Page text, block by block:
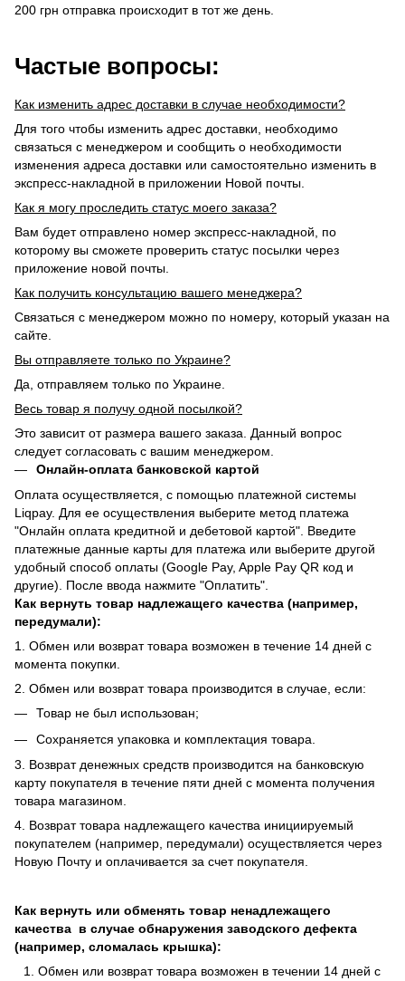
200 грн отправка происходит в тот же день.
Частые вопросы:
Как изменить адрес доставки в случае необходимости?
Для того чтобы изменить адрес доставки, необходимо
связаться с менеджером и сообщить о необходимости
изменения адреса доставки или самостоятельно изменить в
экспресс-накладной в приложении Новой почты.
Как я могу проследить статус моего заказа?
Вам будет отправлено номер экспресс-накладной, по
которому вы сможете проверить статус посылки через
приложение новой почты.
Как получить консультацию вашего менеджера?
Связаться с менеджером можно по номеру, который указан на
сайте.
Вы отправляете только по Украине?
Да, отправляем только по Украине.
Весь товар я получу одной посылкой?
Это зависит от размера вашего заказа. Данный вопрос
следует согласовать с вашим менеджером.
Онлайн-оплата банковской картой
Оплата осуществляется, с помощью платежной системы
Liqpay. Для ее осуществления выберите метод платежа
"Онлайн оплата кредитной и дебетовой картой". Введите
платежные данные карты для платежа или выберите другой
удобный способ оплаты (Google Pay, Apple Pay QR код и
другие). После ввода нажмите "Оплатить".
Как вернуть товар надлежащего качества (например,
передумали):
1. Обмен или возврат товара возможен в течение 14 дней с
момента покупки.
2. Обмен или возврат товара производится в случае, если:
Товар не был использован;
Сохраняется упаковка и комплектация товара.
3. Возврат денежных средств производится на банковскую
карту покупателя в течение пяти дней с момента получения
товара магазином.
4. Возврат товара надлежащего качества инициируемый
покупателем (например, передумали) осуществляется через
Новую Почту и оплачивается за счет покупателя.
Как вернуть или обменять товар ненадлежащего
качества в случае обнаружения заводского дефекта
(например, сломалась крышка):
Обмен или возврат товара возможен в течении 14 дней с